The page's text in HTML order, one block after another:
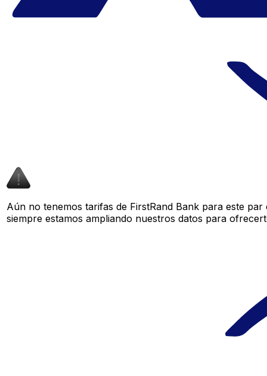
Aún no tenemos tarifas de FirstRand Bank para este
siempre estamos ampliando nuestros datos para